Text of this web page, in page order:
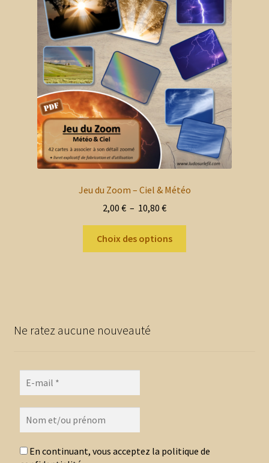
peuvent
être
choisies
sur
la
page
du
produit
Jeu du Zoom – Ciel & Météo
2,00 € – 10,80 €Plage
de
prix :
2,00 €
Choix des options
Ne ratez aucune nouveauté
En continuant, vous acceptez la politique de